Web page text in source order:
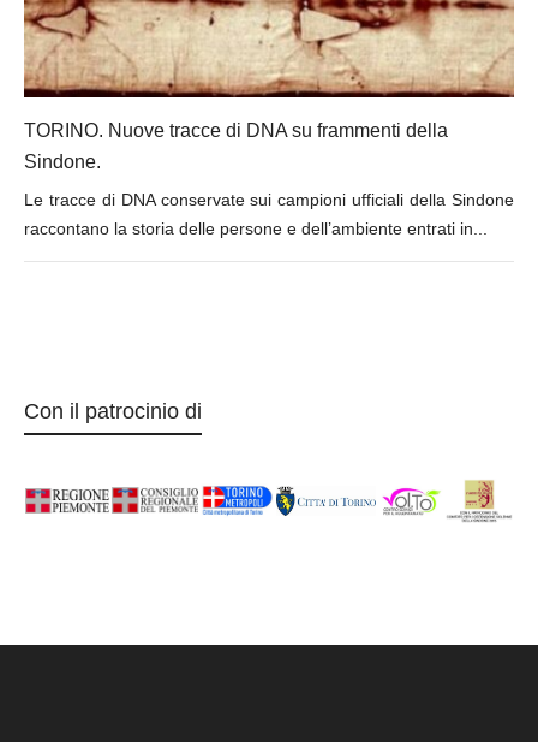
TORINO. Nuove tracce di DNA su frammenti della
Sindone.
Le tracce di DNA conservate sui campioni ufficiali della Sindone
raccontano la storia delle persone e dell’ambiente entrati in...
Con il patrocinio di